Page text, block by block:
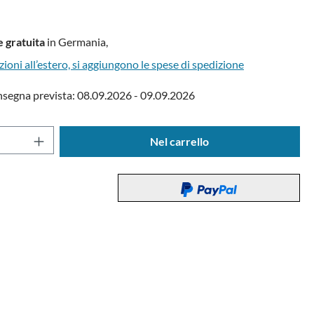
gratuita in Germania,
all’estero, si aggiungono le spese di spedizione
prevista: 08.09.2026 - 09.09.2026
prodotto: inserisci la quantità
Nel carrello